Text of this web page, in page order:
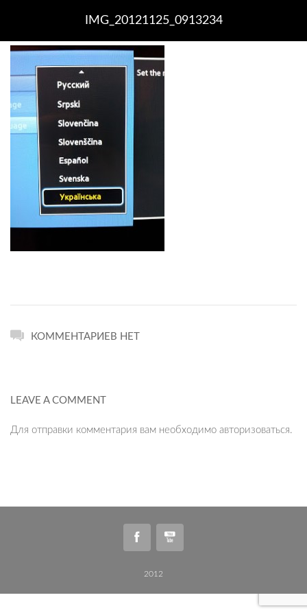
IMG_20121125_0913234
КОММЕНТАРИЕВ НЕТ
LEAVE A COMMENT
Для отправки комментария вам необходимо авторизоваться.
2012